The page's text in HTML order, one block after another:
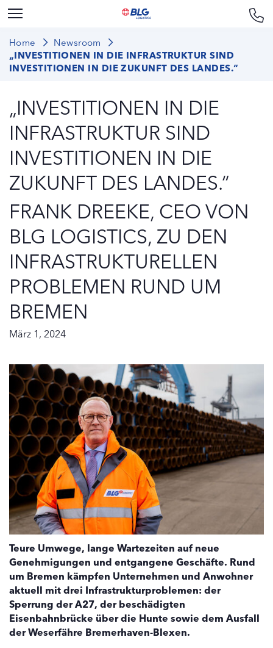
Home
Newsroom
„INVESTITIONEN IN DIE INFRASTRUKTUR SIND
INVESTITIONEN IN DIE ZUKUNFT DES LANDES.“
„INVESTITIONEN IN DIE
INFRASTRUKTUR SIND
INVESTITIONEN IN DIE
ZUKUNFT DES LANDES.“
FRANK DREEKE, CEO VON
BLG LOGISTICS, ZU DEN
INFRASTRUKTURELLEN
PROBLEMEN RUND UM
BREMEN
März 1, 2024
Teure Umwege, lange Wartezeiten auf neue
Genehmigungen und entgangene Geschäfte. Rund
um Bremen kämpfen Unternehmen und Anwohner
aktuell mit drei Infrastrukturproblemen: der
Sperrung der A27, der beschädigten
Eisenbahnbrücke über die Hunte sowie dem Ausfall
der Weserfähre Bremerhaven-Blexen.